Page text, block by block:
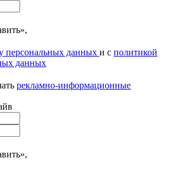
персональных данных и с политикой
данных
рекламно-информационные